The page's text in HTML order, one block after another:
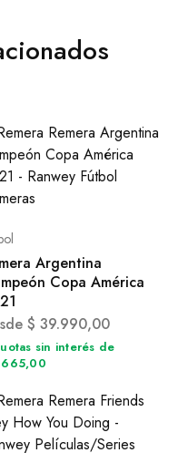
Argentina
Copa América
$ 39.990,00
sin interés de